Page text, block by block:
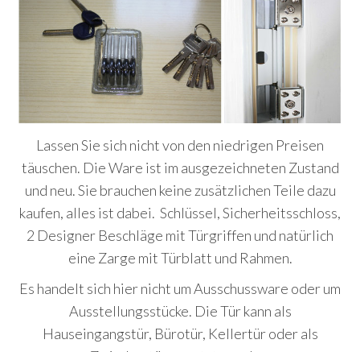
Lassen Sie sich nicht von den niedrigen Preisen
täuschen. Die Ware ist im ausgezeichneten Zustand
und neu. Sie brauchen keine zusätzlichen Teile dazu
kaufen, alles ist dabei. Schlüssel, Sicherheitsschloss,
2 Designer Beschläge mit Türgriffen und natürlich
eine Zarge mit Türblatt und Rahmen.
Es handelt sich hier nicht um Ausschussware oder um
Ausstellungsstücke. Die Tür kann als
Hauseingangstür, Bürotür, Kellertür oder als